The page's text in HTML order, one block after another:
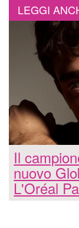
LEGGI
Il
nuovo
L'Oréal